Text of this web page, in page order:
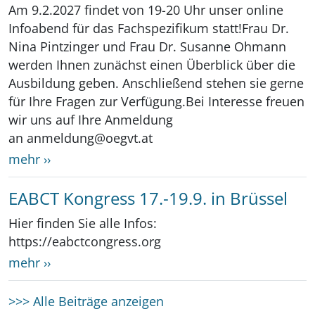
Am 9.2.2027 findet von 19-20 Uhr unser online
Infoabend für das Fachspezifikum statt!Frau Dr.
Nina Pintzinger und Frau Dr. Susanne Ohmann
werden Ihnen zunächst einen Überblick über die
Ausbildung geben. Anschließend stehen sie gerne
für Ihre Fragen zur Verfügung.Bei Interesse freuen
wir uns auf Ihre Anmeldung
an anmeldung@oegvt.at
mehr ››
EABCT Kongress 17.-19.9. in Brüssel
Hier finden Sie alle Infos:
https://eabctcongress.org
mehr ››
>>> Alle Beiträge anzeigen